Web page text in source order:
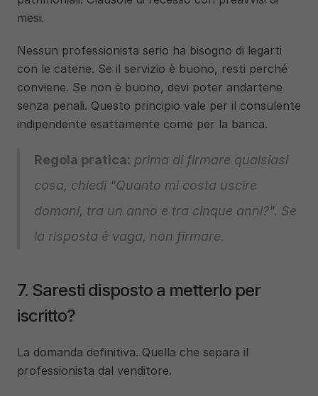
mesi.
Nessun professionista serio ha bisogno di legarti
con le catene. Se il servizio è buono, resti perché
conviene. Se non è buono, devi poter andartene
senza penali. Questo principio vale per il consulente
indipendente esattamente come per la banca.
Regola pratica: prima di firmare qualsiasi
cosa, chiedi "Quanto mi costa uscire
domani, tra un anno e tra cinque anni?". Se
la risposta è vaga, non firmare.
7. Saresti disposto a metterlo per
iscritto?
La domanda definitiva. Quella che separa il
professionista dal venditore.